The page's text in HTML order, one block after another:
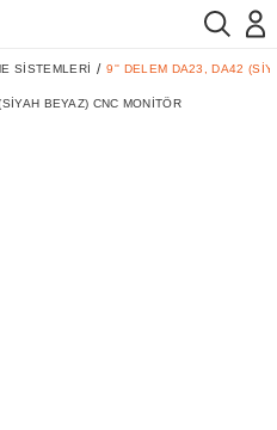
SİSTEMLERİ 9'' DELEM DA23, DA42